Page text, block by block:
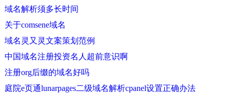
域名解析须多长时间
关于comsene域名
域名灵又灵文案策划范例
中国域名注册投资名人超前意识啊
注册org后缀的域名好吗
庭院e页通lunarpages二级域名解析cpanel设置正确办法